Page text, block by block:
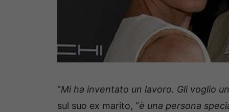
“Mi ha inventato un lavoro. Gli voglio
sul suo ex marito, “è una persona